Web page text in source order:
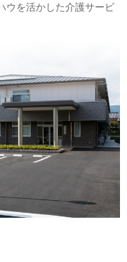
ウを活かした介護サービ